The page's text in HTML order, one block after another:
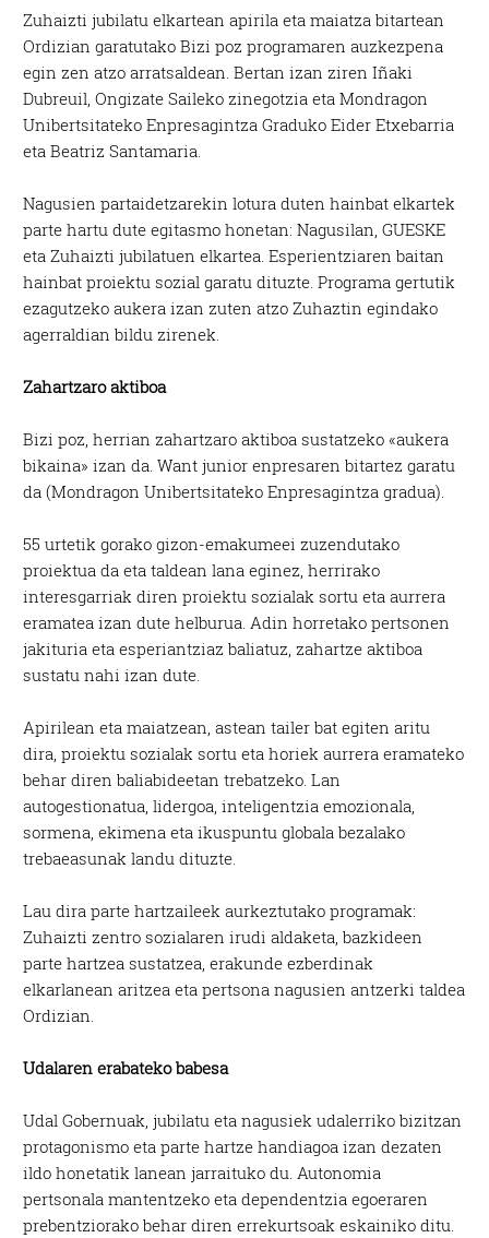
Zuhaizti jubilatu elkartean apirila eta maiatza bitartean
Ordizian garatutako Bizi poz programaren auzkezpena
egin zen atzo arratsaldean. Bertan izan ziren Iñaki
Dubreuil, Ongizate Saileko zinegotzia eta Mondragon
Unibertsitateko Enpresagintza Graduko Eider Etxebarria
eta Beatriz Santamaria.
Nagusien partaidetzarekin lotura duten hainbat elkartek
parte hartu dute egitasmo honetan: Nagusilan, GUESKE
eta Zuhaizti jubilatuen elkartea. Esperientziaren baitan
hainbat proiektu sozial garatu dituzte. Programa gertutik
ezagutzeko aukera izan zuten atzo Zuhaztin egindako
agerraldian bildu zirenek.
Zahartzaro aktiboa
Bizi poz, herrian zahartzaro aktiboa sustatzeko «aukera
bikaina» izan da. Want junior enpresaren bitartez garatu
da (Mondragon Unibertsitateko Enpresagintza gradua).
55 urtetik gorako gizon-emakumeei zuzendutako
proiektua da eta taldean lana eginez, herrirako
interesgarriak diren proiektu sozialak sortu eta aurrera
eramatea izan dute helburua. Adin horretako pertsonen
jakituria eta esperiantziaz baliatuz, zahartze aktiboa
sustatu nahi izan dute.
Apirilean eta maiatzean, astean tailer bat egiten aritu
dira, proiektu sozialak sortu eta horiek aurrera eramateko
behar diren baliabideetan trebatzeko. Lan
autogestionatua, lidergoa, inteligentzia emozionala,
sormena, ekimena eta ikuspuntu globala bezalako
trebaeasunak landu dituzte.
Lau dira parte hartzaileek aurkeztutako programak:
Zuhaizti zentro sozialaren irudi aldaketa, bazkideen
parte hartzea sustatzea, erakunde ezberdinak
elkarlanean aritzea eta pertsona nagusien antzerki taldea
Ordizian.
Udalaren erabateko babesa
Udal Gobernuak, jubilatu eta nagusiek udalerriko bizitzan
protagonismo eta parte hartze handiagoa izan dezaten
ildo honetatik lanean jarraituko du. Autonomia
pertsonala mantentzeko eta dependentzia egoeraren
prebentziorako behar diren errekurtsoak eskainiko ditu.